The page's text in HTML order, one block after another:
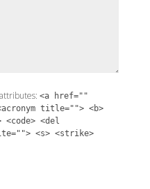
<a href=""
title=""> <b>
<del
<s> <strike>